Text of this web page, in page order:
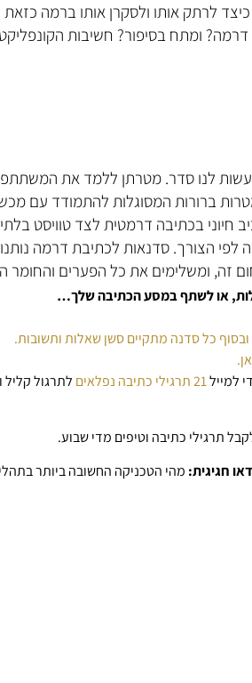
לרתק אותו ולסקרן אותו ברמה
דרמה? ומתח בסיפור? חשיבות
לנו סדר. מטרתן ללמד את
ברורות המסוגלות להתמודד עם
בכתיבה דרמטית לצד טוויסט בלתי
לפי הצורך. סדנאות לכתיבת דרמה
זה, ומשלימים את כל הפערים והחומר
או לשתף במסע הכתיבה שלך…
21 תרגילי כתיבה נפלאים
לתרגול
תרגילי כתיבה וטיפים מדי שבוע.
חגיגית: מהי הטכניקה החשובה ביותר